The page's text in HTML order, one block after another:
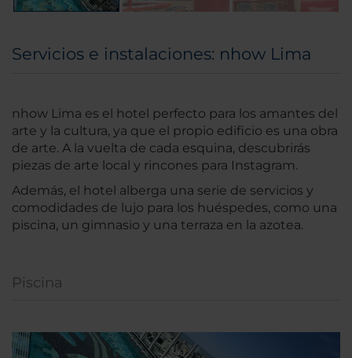
Servicios e instalaciones: nhow Lima
nhow Lima es el hotel perfecto para los amantes del
arte y la cultura, ya que el propio edificio es una obra
de arte. A la vuelta de cada esquina, descubrirás
piezas de arte local y rincones para Instagram.
Además, el hotel alberga una serie de servicios y
comodidades de lujo para los huéspedes, como una
piscina, un gimnasio y una terraza en la azotea.
Piscina